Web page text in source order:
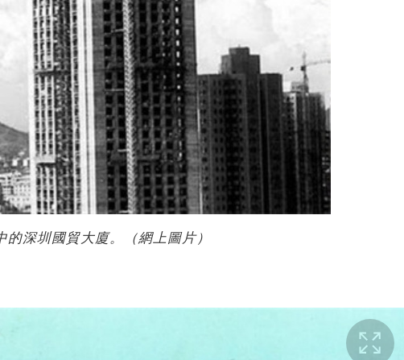
的深圳國貿大廈。（網上圖片）